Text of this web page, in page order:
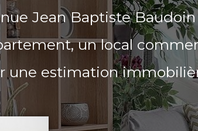
Jean Baptiste
un local
une estimation